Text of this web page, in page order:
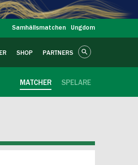
Samhällsmatchen Ungdom
SHOP PARTNERS
SPELARE
MATCHER